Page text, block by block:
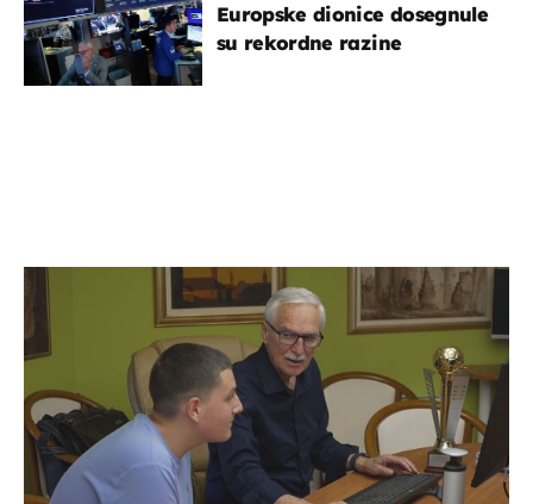
Europske dionice dosegnule
su rekordne razine